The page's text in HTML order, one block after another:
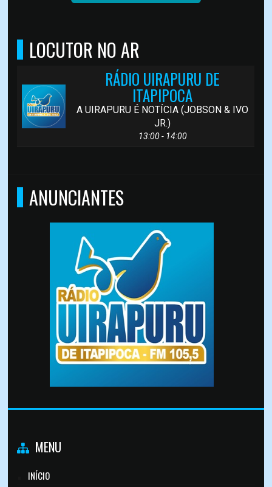
LOCUTOR NO AR
RÁDIO UIRAPURU DE
ITAPIPOCA
A UIRAPURU É NOTÍCIA (JOBSON & IVO
JR.)
13:00 - 14:00
ANUNCIANTES
MENU
INÍCIO